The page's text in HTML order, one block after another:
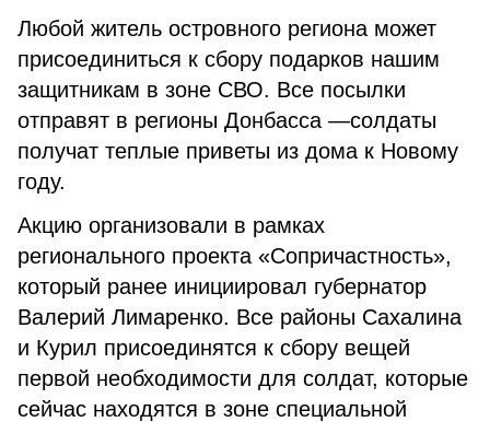
Любой житель островного региона может
присоединиться к сбору подарков нашим
защитникам в зоне СВО. Все посылки
отправят в регионы Донбасса —солдаты
получат теплые приветы из дома к Новому
году.
Акцию организовали в рамках
регионального проекта «Сопричастность»,
который ранее инициировал губернатор
Валерий Лимаренко. Все районы Сахалина
и Курил присоединятся к сбору вещей
первой необходимости для солдат, которые
сейчас находятся в зоне специальной